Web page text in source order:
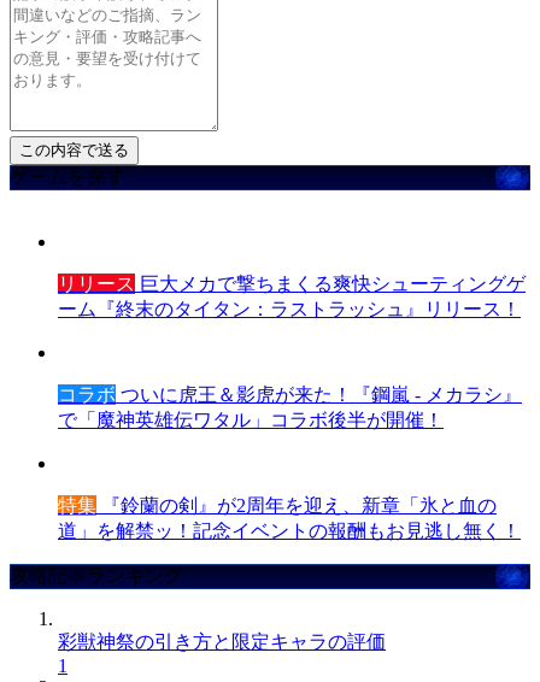
ゲームを探す
リリース 巨大メカで撃ちまくる爽快シューティングゲ
ーム『終末のタイタン：ラストラッシュ』リリース！
コラボ ついに虎王＆影虎が来た！『鋼嵐 - メカラシ』
で「魔神英雄伝ワタル」コラボ後半が開催！
特集 『鈴蘭の剣』が2周年を迎え、新章「氷と血の
道」を解禁ッ！記念イベントの報酬もお見逃し無く！
攻略記事ランキング
彩獣神祭の引き方と限定キャラの評価
1